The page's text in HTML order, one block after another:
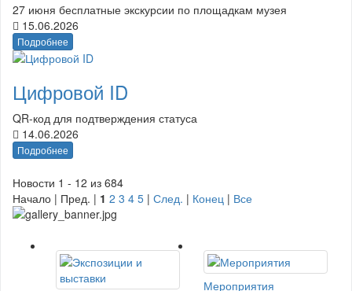
27 июня бесплатные экскурсии по площадкам музея
15.06.2026
Подробнее
Цифровой ID
QR-код для подтверждения статуса
14.06.2026
Подробнее
Новости 1 - 12 из 684
Начало | Пред. | 1 2 3 4 5 | След. | Конец | Все
Мероприятия